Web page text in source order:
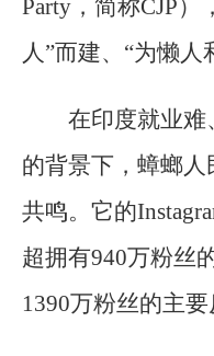
Party，简称CJP
人”而建、“为懒人
在印度就业难
的背景下，蟑螂
共鸣。它的
超拥有940万粉丝
1390万粉丝的主要